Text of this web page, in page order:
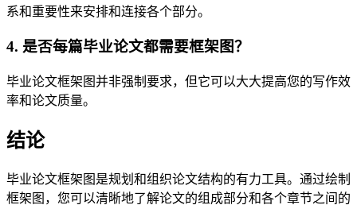
系和重要性来安排和连接各个部分。
4. 是否每篇毕业论文都需要框架图？
毕业论文框架图并非强制要求，但它可以大大提高您的写作效
率和论文质量。
结论
毕业论文框架图是规划和组织论文结构的有力工具。通过绘制
框架图，您可以清晰地了解论文的组成部分和各个章节之间的